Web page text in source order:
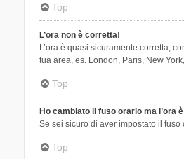
Top
L’ora non è corretta!
L’ora è quasi sicuramente corretta,
tua area, es. London, Paris, New
Top
Ho cambiato il fuso orario ma l’ora
Se sei sicuro di aver impostato il
Top